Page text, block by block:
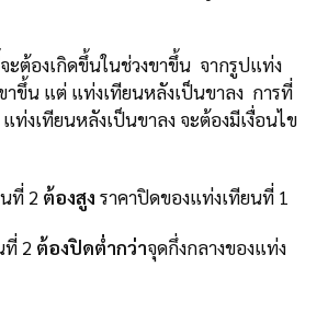
ต้องเกิดขึ้นในช่วงขาขึ้น จากรูปแท่ง
ขึ้น แต่ แท่งเทียนหลังเป็นขาลง การที่
ท่งเทียนหลังเป็นขาลง จะต้องมีเงื่อนไข
ที่ 2 ต้องสูง ราคาปิดของแท่งเทียนที่ 1
ที่ 2 ต้องปิดต่ำกว่าจุดกึ่งกลางของแท่ง